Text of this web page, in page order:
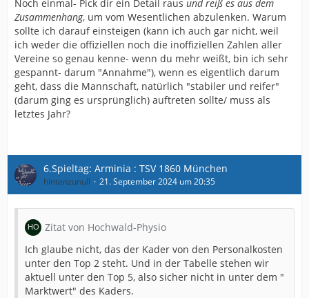
Noch einmal- Pick dir ein Detail raus und reiß es aus dem
Zusammenhang, um vom Wesentlichen abzulenken. Warum
sollte ich darauf einsteigen (kann ich auch gar nicht, weil
ich weder die offiziellen noch die inoffiziellen Zahlen aller
Vereine so genau kenne- wenn du mehr weißt, bin ich sehr
gespannt- darum "Annahme"), wenn es eigentlich darum
geht, dass die Mannschaft, natürlich "stabiler und reifer"
(darum ging es ursprünglich) auftreten sollte/ muss als
letztes Jahr?
6.Spieltag: Arminia : TSV 1860 München
hintenzunull 21. September 2024 um 20:35
Zitat von Hochwald-Physio
Ich glaube nicht, das der Kader von den Personalkosten
unter den Top 2 steht. Und in der Tabelle stehen wir
aktuell unter den Top 5, also sicher nicht in unter dem "
Marktwert" des Kaders.